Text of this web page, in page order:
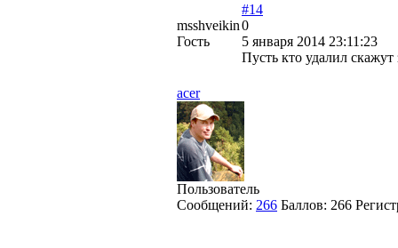
msshveikin
Гость
#14
0
5 января 2014 23:11:23
Пусть кто удалил
acer
Пользователь
Сообщений: 266 Баллов: 266